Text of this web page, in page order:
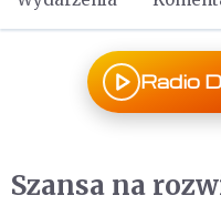
Radio
Szansa na